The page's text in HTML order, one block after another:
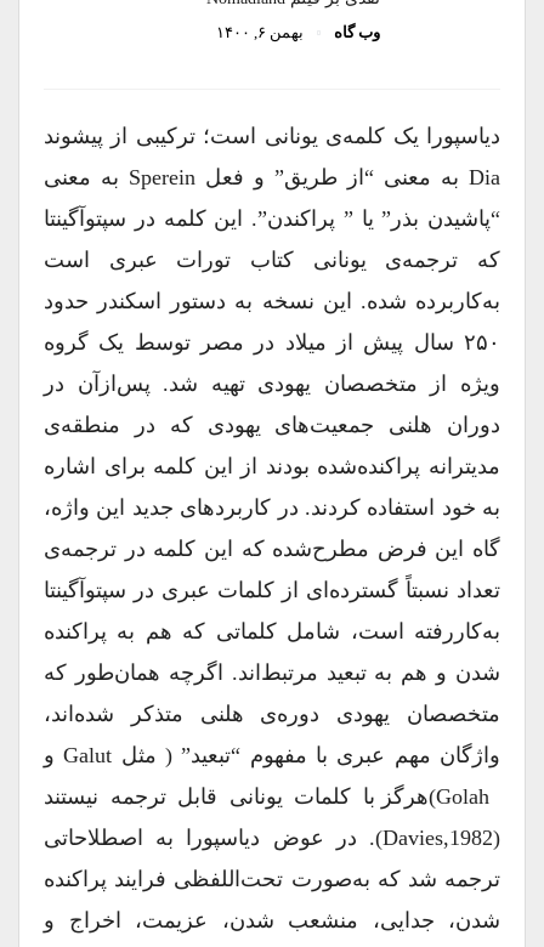
وب گاه
بهمن ۶, ۱۴۰۰
دیاسپورا یک کلمه‌ی یونانی است؛ ترکیبی از پیشوند
Dia به معنی “از طریق” و فعل Sperein به معنی
“پاشیدن بذر” یا ” پراکندن”. این کلمه در سپتوآگینتا
که ترجمه‌ی یونانی کتاب تورات عبری است
به‌کاربرده شده. این نسخه به دستور اسکندر حدود
۲۵۰ سال پیش از میلاد در مصر توسط یک گروه
ویژه از متخصصان یهودی تهیه شد. پس‌ازآن در
دوران هلنی جمعیت‌های یهودی که در منطقه‌ی
مدیترانه پراکنده‌شده بودند از این کلمه برای اشاره
به خود استفاده کردند. در کاربردهای جدید این واژه،
گاه این فرض مطرح‌شده که این کلمه در ترجمه‌ی
تعداد نسبتاً گسترده‌ای از کلمات عبری در سپتوآگینتا
به‌کاررفته است، شامل کلماتی که هم به پراکنده
شدن و هم به تبعید مرتبط‌اند. اگرچه همان‌طور که
متخصصان یهودی دوره‌ی هلنی متذکر شده‌اند،
واژگان مهم عبری با مفهوم “تبعید” ( مثل Galut و
Golah)هرگز با کلمات یونانی قابل ترجمه نیستند
(Davies,1982). در عوض دیاسپورا به اصطلاحاتی
ترجمه شد که به‌صورت تحت‌اللفظی فرایند پراکنده
شدن، جدایی، منشعب شدن، عزیمت، اخراج و